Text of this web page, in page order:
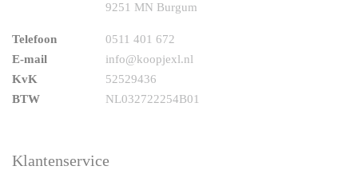
9251 MN Burgum
Telefoon
0511 401 672
E-mail
info@koopjexl.nl
KvK
52529436
BTW
NL032722254B01
Klantenservice